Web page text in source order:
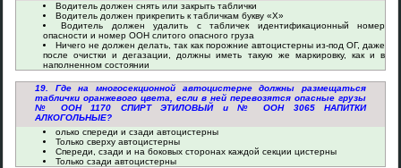
Водитель должен снять или закрыть таблички
Водитель должен прикрепить к табличкам букву «Х»
Водитель должен удалить с табличек идентификационный номер
опасности и номер ООН слитого опасного груза
Ничего не должен делать, так как порожние автоцистерны из-под ОГ, даже
после очистки и дегазации, должны иметь такую же маркировку, как и в
наполненном состоянии
19. Где на многосекционной автоцистерне должны размещаться
таблички оранжевого цвета, если в ней перевозятся опасные грузы
№ ООН 1170 СПИРТ ЭТИЛОВЫЙ и № ООН 3065 НАПИТКИ
АЛКОГОЛЬНЫЕ?
олько спереди и сзади автоцистерны
Только сверху автоцистерны
Спереди, сзади и на боковых сторонах каждой секции цистерны
Только сзади автоцистерны